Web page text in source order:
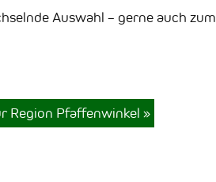
Auswahl – gerne auch zum
Region Pfaffenwinkel »